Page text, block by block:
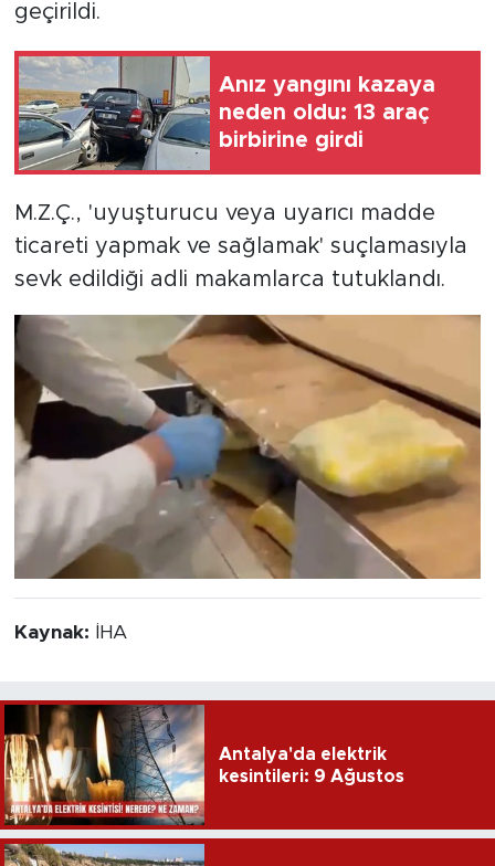
geçirildi.
Anız yangını kazaya
neden oldu: 13 araç
birbirine girdi
M.Z.Ç., 'uyuşturucu veya uyarıcı madde
ticareti yapmak ve sağlamak' suçlamasıyla
sevk edildiği adli makamlarca tutuklandı.
Kaynak: İHA
Antalya'da elektrik
kesintileri: 9 Ağustos